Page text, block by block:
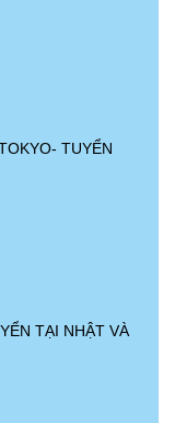
TUYỂN
TẠI NHẬT VÀ